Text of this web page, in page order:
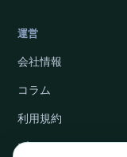
運営
会社情報
コラム
利用規約
プライバシーポリシ